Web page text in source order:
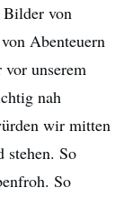
von
Abenteuern
unserem
nah
wir mitten
stehen. So
So